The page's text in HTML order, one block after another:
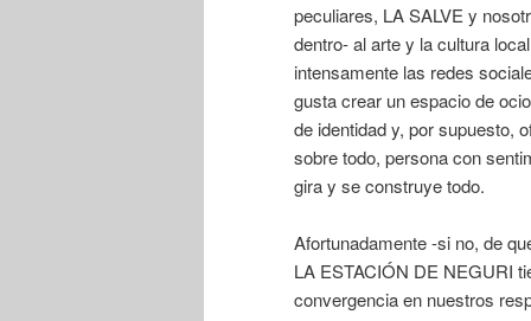
peculiares, LA SALVE y
dentro- al arte y la cultura
intensamente las redes
gusta crear un espacio de
de identidad y, por supuesto,
sobre todo, persona con
gira y se construye todo.
Afortunadamente -si no, de
LA ESTACIÓN DE NEGURI
convergencia en nuestros